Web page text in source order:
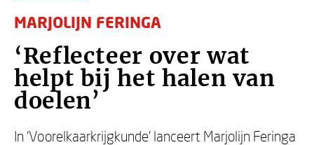
MARJOLIJN FERINGA
‘Reflecteer over wat
helpt bij het halen van
doelen’
In ‘Voorelkaarkrijgkunde’ lanceert Marjolijn Feringa